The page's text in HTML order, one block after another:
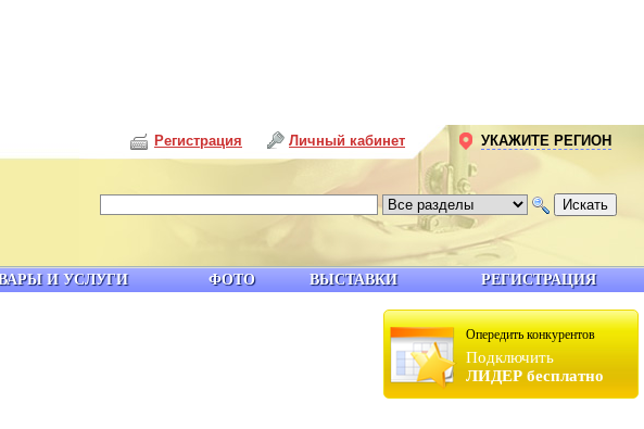
Опередить конкурентов
Подключить
ЛИДЕР бесплатно
И УСЛУГИ ФОТО ВЫСТАВКИ РЕГИСТРАЦИЯ
Личный кабинет
Регистрация УКАЖИТЕ РЕГИОН